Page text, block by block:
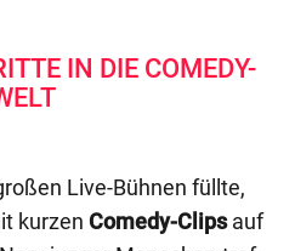
IN DIE COMEDY-
Live-Bühnen füllte,
kurzen Comedy-Clipsauf